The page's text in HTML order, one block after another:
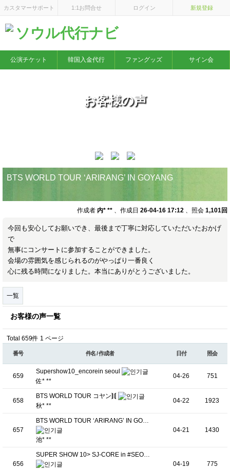
カスタマーサポート 1:1お問合せ ログイン 新規登録
ソウル代行ナビ
×
公演チケット 韓国入金代行 ファングッズ サイン会
お客様の声
BTS WORLD TOUR ‘ARIRANG’ IN GOYANG
作成者 内* ** 、作成日 26-04-16 17:12 、照会 1,101回
今回も安心してお願いでき、最後まで丁寧に対応していただいたおかげ
で
無事にコンサートに参加することができました。
会場の雰囲気を感じられるのがやっぱり一番良く
心に残る時間になりました。本当にありがとうございました。
一覧
お客様の声一覧
Total 659件 1 ページ
番号 件名 / 作成者 日付 照会
659
Supershow10_encorein seoul
佐* **
04-26 751
658
BTS WORLD TOUR コヤン⟭⟬
秋* **
04-22 1923
657
BTS WORLD TOUR ‘ARIRANG’ IN GO…
池* **
04-21 1430
656
SUPER SHOW 10> SJ-CORE in #SEO…
04-19 775